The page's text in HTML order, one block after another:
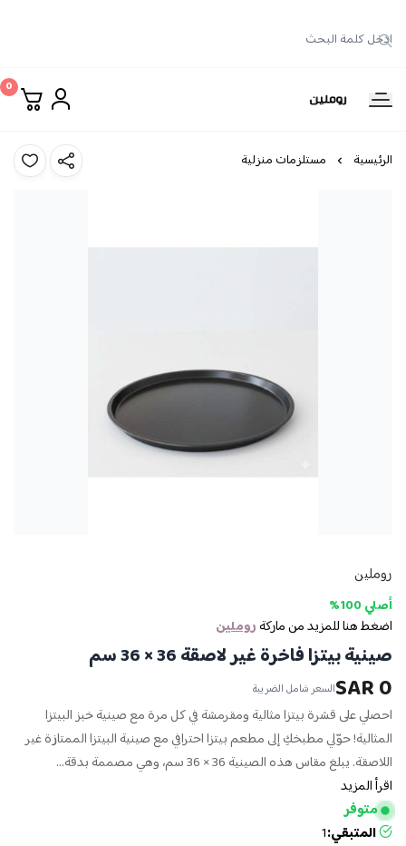
روملين
0
الرئيسية مستلزمات منزلية
روملين
أصلي 100%
اضغط هنا للمزيد من ماركةروملين
صينية بيتزا فاخرة غير لاصقة 36 × 36 سم
0 SAR السعر شامل الضريبة
احصلي على قشرة بيتزا مثالية ومقرمشة في كل مرة مع صينية خبز البيتزا
المثالية! حوّلي مطبخكِ إلى مطعم بيتزا احترافي مع صينية البيتزا الممتازة غير
اللاصقة. يبلغ مقاس هذه الصينية 36 × 36 سم، وهي مصممة بدقة...
اقرأ المزيد
متوفر
المتبقي:1